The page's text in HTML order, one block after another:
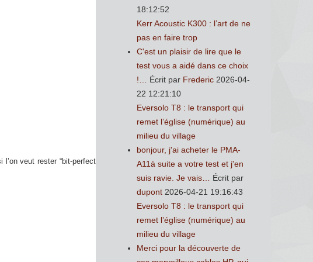
veut rester “bit-perfect
18:12:52
Kerr Acoustic K300 : l’art de ne
pas en faire trop
C'est un plaisir de lire que le
test vous a aidé dans ce choix
!…
Écrit par Frederic 2026-04-
22 12:21:10
Eversolo T8 : le transport qui
remet l’église (numérique) au
milieu du village
bonjour, j'ai acheter le PMA-
A11à suite a votre test et j'en
suis ravie. Je vais…
Écrit par
dupont 2026-04-21 19:16:43
Eversolo T8 : le transport qui
remet l’église (numérique) au
milieu du village
Merci pour la découverte de